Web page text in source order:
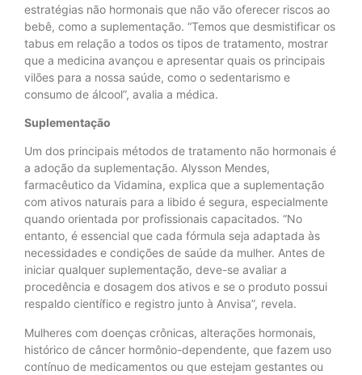
estratégias não hormonais que não vão oferecer riscos ao
bebê, como a suplementação. “Temos que desmistificar os
tabus em relação a todos os tipos de tratamento, mostrar
que a medicina avançou e apresentar quais os principais
vilões para a nossa saúde, como o sedentarismo e
consumo de álcool”, avalia a médica.
Suplementação
Um dos principais métodos de tratamento não hormonais é
a adoção da suplementação. Alysson Mendes,
farmacêutico da Vidamina, explica que a suplementação
com ativos naturais para a libido é segura, especialmente
quando orientada por profissionais capacitados. “No
entanto, é essencial que cada fórmula seja adaptada às
necessidades e condições de saúde da mulher. Antes de
iniciar qualquer suplementação, deve-se avaliar a
procedência e dosagem dos ativos e se o produto possui
respaldo científico e registro junto à Anvisa”, revela.
Mulheres com doenças crônicas, alterações hormonais,
histórico de câncer hormônio-dependente, que fazem uso
contínuo de medicamentos ou que estejam gestantes ou